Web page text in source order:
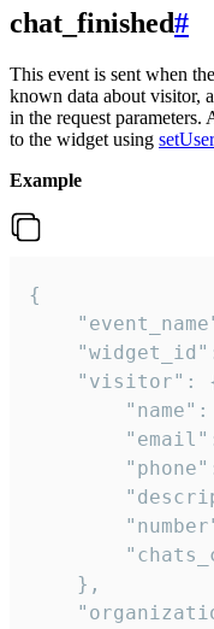
chat_finished#
This event is sent when
known data about visitor,
in the request
to the widget using
Example
{
"visitor":
    },